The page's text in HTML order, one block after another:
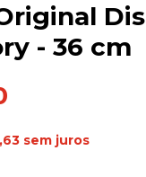
- 36 cm
sem juros